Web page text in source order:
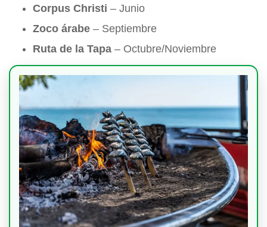
Corpus Christi – Junio
Zoco árabe – Septiembre
Ruta de la Tapa – Octubre/Noviembre